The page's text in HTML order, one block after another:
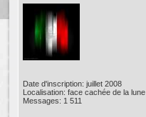
Date d'inscription: juillet 2008
Localisation: face cachée de la lune
Messages: 1 511